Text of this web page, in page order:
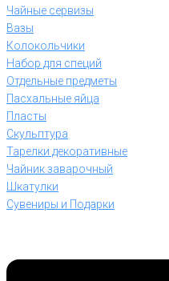
Чайные сервизы
Вазы
Колокольчики
Набор для специй
Отдельные предметы
Пасхальные яйца
Пласты
Скульптура
Тарелки декоративные
Чайник заварочный
Шкатулки
Сувениры и Подарки